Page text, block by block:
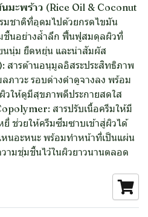
มะพร้าว (Rice Oil & Coconut
มชาติที่อุดมไปด้วยกรดไขมัน
ชื้นอย่างล้ำลึก ฟื้นฟูสมดุลผิวที่
นนุ่ม ยืดหยุ่น และน่าสัมผัส
สารต้านอนุมูลอิสระประสิทธิภาพ
ภาวะ รอบด่างดำดูจางลง พร้อม
วให้ดูมีสุขภาพดีประกายสดใส
สารปรับเนื้อครีมให้มี
ยี่ ช่วยให้ครีมซึมซาบเข้าสู่ผิวได้
หนอะหนะ พร้อมทำหน้าที่เป็นแผ่น
ามชุ่มชื้นไว้ในผิวยาวนานตลอด